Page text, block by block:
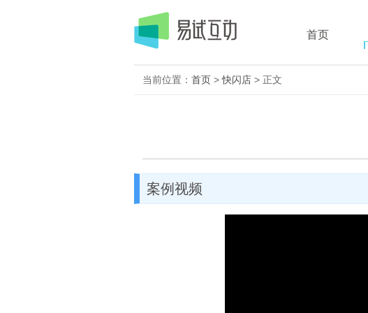
首页
当前位置： 首页 >快闪店 > 正文
案例视频